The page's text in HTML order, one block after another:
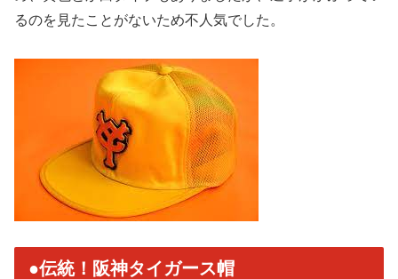
るのを見たことがないため不人気でした。
●伝統！阪神タイガース帽